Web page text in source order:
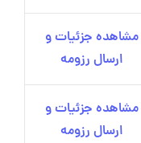
مشاهده جزئیات و
ارسال رزومه
مشاهده جزئیات و
ارسال رزومه